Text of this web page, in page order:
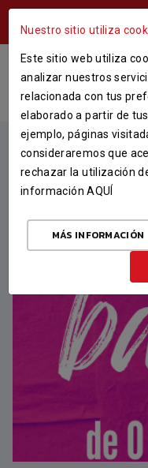
INICIO
DESTACADO
Nuestro sitio utiliza
Este sitio web utiliza
analizar nuestros
relacionada con tus
elaborado a partir de
ejemplo, páginas
consideraremos que
rechazar la utilización
informaciónAQUÍ
MÁS INFORMACIÓN